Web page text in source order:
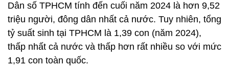
Dân số TPHCM tính đến cuối năm 2024 là hơn 9,52
triệu người, đông dân nhất cả nước. Tuy nhiên, tổng
tỷ suất sinh tại TPHCM là 1,39 con (năm 2024),
thấp nhất cả nước và thấp hơn rất nhiều so với mức
1,91 con toàn quốc.